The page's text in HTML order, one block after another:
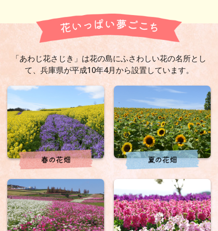
「あわじ花さじき」は花の島にふさわしい花の名所とし
て、 兵庫県が平成10年4月から設置しています。